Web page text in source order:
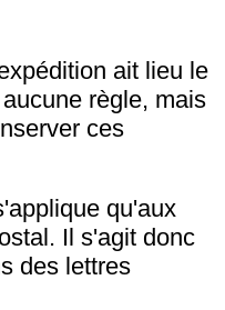
ait lieu le
règle, mais
ces
qu'aux
Il s'agit donc
des lettres